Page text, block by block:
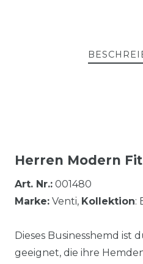
Herren Modern Fit
Art. Nr.: 001480
Marke: Venti, Kollektion:
Dieses Businesshemd ist
geeignet, die ihre